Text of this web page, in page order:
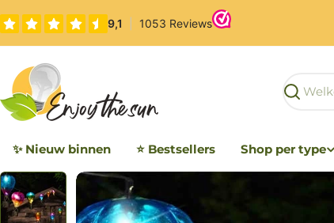
naar
inhoud
Zoeken
✨ Nieuw binnen ⭐ Bestsellers Shop per type